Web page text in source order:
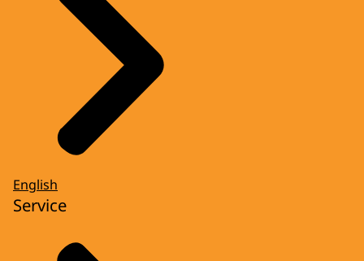
English
Service